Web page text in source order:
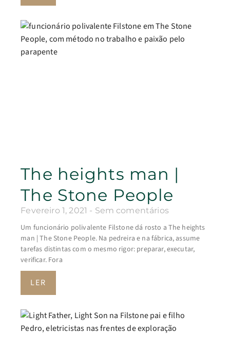
The heights man |
The Stone People
Fevereiro 1, 2021 Sem comentários
Um funcionário polivalente Filstone dá rosto a The heights
man | The Stone People. Na pedreira e na fábrica, assume
tarefas distintas com o mesmo rigor: preparar, executar,
verificar. Fora
LER